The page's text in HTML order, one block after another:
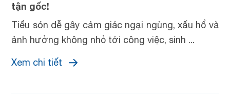
tận gốc!
Tiểu són dễ gây cảm giác ngại ngùng, xấu hổ và
ảnh hưởng không nhỏ tới công việc, sinh ...
Xem chi tiết